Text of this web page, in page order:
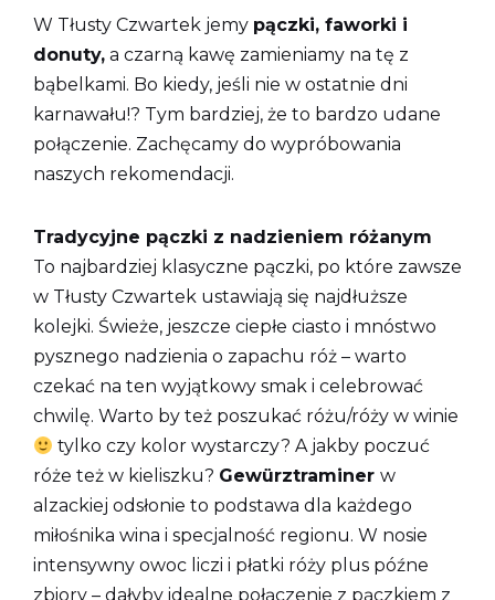
W Tłusty Czwartek jemy pączki, faworki i
donuty, a czarną kawę zamieniamy na tę z
bąbelkami. Bo kiedy, jeśli nie w ostatnie dni
karnawału!? Tym bardziej, że to bardzo udane
połączenie. Zachęcamy do wypróbowania
naszych rekomendacji.
Tradycyjne pączki z nadzieniem różanym
To najbardziej klasyczne pączki, po które zawsze
w Tłusty Czwartek ustawiają się najdłuższe
kolejki. Świeże, jeszcze ciepłe ciasto i mnóstwo
pysznego nadzienia o zapachu róż – warto
czekać na ten wyjątkowy smak i celebrować
chwilę. Warto by też poszukać różu/róży w winie
tylko czy kolor wystarczy? A jakby poczuć
róże też w kieliszku? Gewürztraminer w
alzackiej odsłonie to podstawa dla każdego
miłośnika wina i specjalność regionu. W nosie
intensywny owoc liczi i płatki róży plus późne
zbiory – dałyby idealne połączenie z pączkiem z